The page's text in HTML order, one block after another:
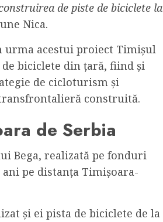
de piste de biciclete la
Nica.
urma acestui proiect Timișul
de biciclete din țară, fiind și
de cicloturism și
construită.
de Serbia
Bega, realizată pe fonduri
pe distanța Timișoara-
și ei pista de biciclete de la